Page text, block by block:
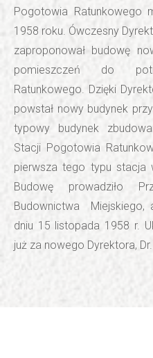
Pogotowia Ratunkowego
1958 roku. Ówczesny
zaproponował budowę
pomieszczeń do
Ratunkowego. Dzięki
powstał nowy budynek
typowy budynek
Stacji Pogotowia
pierwsza tego typu stacja
Budowę prowadziło
Budownictwa Miejskiego,
dniu 15 listopada 1958 r.
już za nowego Dyrektora,